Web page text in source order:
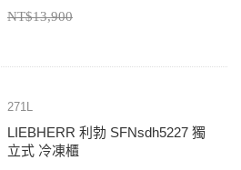
NT$13,900
271L
LIEBHERR 利勃 SFNsdh5227 獨
立式 冷凍櫃